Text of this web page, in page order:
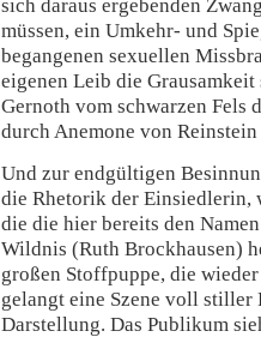
sich daraus ergebenden
müssen, ein Umkehr- und
begangenen sexuellen
eigenen Leib die Grausamkeit
Gernoth vom schwarzen Fels
durch Anemone von
Und zur endgültigen
die Rhetorik der Einsiedlerin,
die die hier bereits den
Wildnis (Ruth Brockhausen)
großen Stoffpuppe, die
gelangt eine Szene voll stiller
Darstellung. Das Publikum